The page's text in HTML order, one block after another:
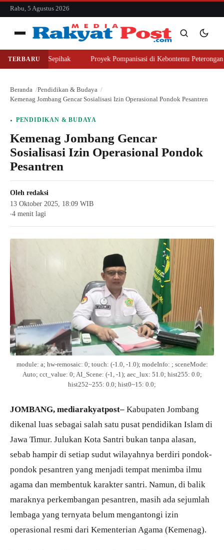
konten
Rabu, 5 Agustus 2026
Menu
Cari
Cari
TERBARU
Sepihak Proyek Pompanisasi di Kebontemu Peterongan
Beranda
Pendidikan & Budaya
Kemenag Jombang Gencar Sosialisasi Izin Operasional Pondok Pesantren
PENDIDIKAN & BUDAYA
Kemenag Jombang Gencar
Sosialisasi Izin Operasional Pondok
Pesantren
Oleh redaksi
13 Oktober 2025, 18:09 WIB
●4 menit lagi
module: a; hw-remosaic: 0; touch: (-1.0, -1.0); modeInfo: ; sceneMode:
Auto; cct_value: 0; AI_Scene: (-1, -1); aec_lux: 51.0; hist255: 0.0;
hist252~255: 0.0; hist0~15: 0.0;
JOMBANG, mediarakyatpost– Kabupaten Jombang
dikenal luas sebagai salah satu pusat pendidikan Islam di
Jawa Timur. Julukan Kota Santri bukan tanpa alasan,
sebab hampir di setiap sudut wilayahnya berdiri pondok-
pondok pesantren yang menjadi tempat menimba ilmu
agama dan membentuk karakter santri. Namun, di balik
maraknya perkembangan pesantren, masih ada sejumlah
lembaga yang ternyata belum mengantongi izin
operasional resmi dari Kementerian Agama (Kemenag).